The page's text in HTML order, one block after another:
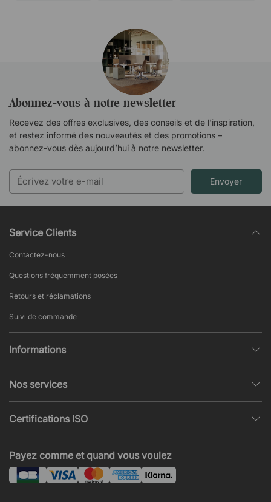
Abonnez-vous à notre newsletter
Recevez des offres exclusives, des conseils et de l'inspiration,
et restez informé des nouveautés et des promotions –
abonnez-vous dès aujourd’hui à notre newsletter.
Envoyer
Service Clients
Contactez-nous
Questions fréquemment posées
Retours et réclamations
Suivi de commande
Informations
Pages populaires
Nos services
Montage
Payez comme et quand vous voulez
Certifications ISO
ISO 14001
ISO 45001